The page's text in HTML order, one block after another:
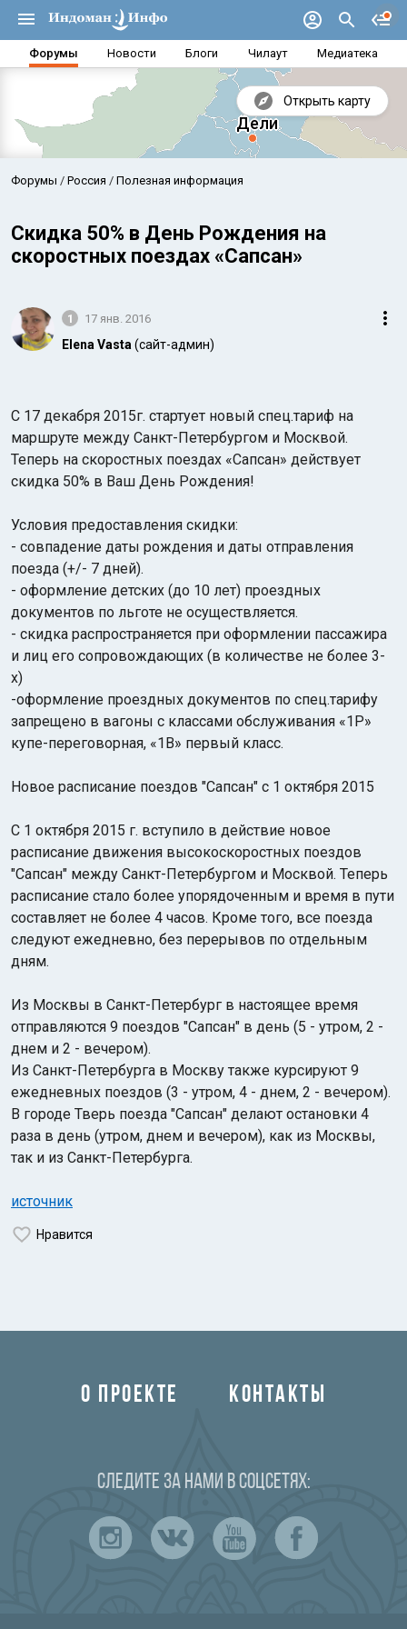
Форумы Новости Блоги Чилаут Медиатека
Открыть карту
Индийский океан
Форумы Россия Полезная информация
Скидка 50% в День Рождения на
скоростных поездах «Сапсан»
1 17 янв. 2016
Elena Vasta (сайт-админ)
С 17 декабря 2015г. стартует новый спец.тариф на
маршруте между Санкт-Петербургом и Москвой.
Теперь на скоростных поездах «Сапсан» действует
скидка 50% в Ваш День Рождения!
Условия предоставления скидки:
- совпадение даты рождения и даты отправления
поезда (+/- 7 дней).
- оформление детских (до 10 лет) проездных
документов по льготе не осуществляется.
- скидка распространяется при оформлении пассажира
и лиц его сопровождающих (в количестве не более 3-
х)
-оформление проездных документов по спец.тарифу
запрещено в вагоны с классами обслуживания «1Р»
купе-переговорная, «1В» первый класс.
Новое расписание поездов "Сапсан" с 1 октября 2015
С 1 октября 2015 г. вступило в действие новое
расписание движения высокоскоростных поездов
"Сапсан" между Санкт-Петербургом и Москвой. Теперь
расписание стало более упорядоченным и время в пути
составляет не более 4 часов. Кроме того, все поезда
следуют ежедневно, без перерывов по отдельным
дням.
Из Москвы в Санкт-Петербург в настоящее время
отправляются 9 поездов "Сапсан" в день (5 - утром, 2 -
днем и 2 - вечером).
Из Санкт-Петербурга в Москву также курсируют 9
ежедневных поездов (3 - утром, 4 - днем, 2 - вечером).
В городе Тверь поезда "Сапсан" делают остановки 4
раза в день (утром, днем и вечером), как из Москвы,
так и из Санкт-Петербурга.
источник
Нравится
О ПРОЕКТЕ КОНТАКТЫ
Следите за нами в соцсетях: